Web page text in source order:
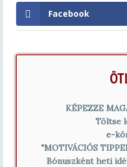
Facebook
KÉPEZZE
Töltse
e-
"MOTIVÁCIÓS
Bónuszként heti